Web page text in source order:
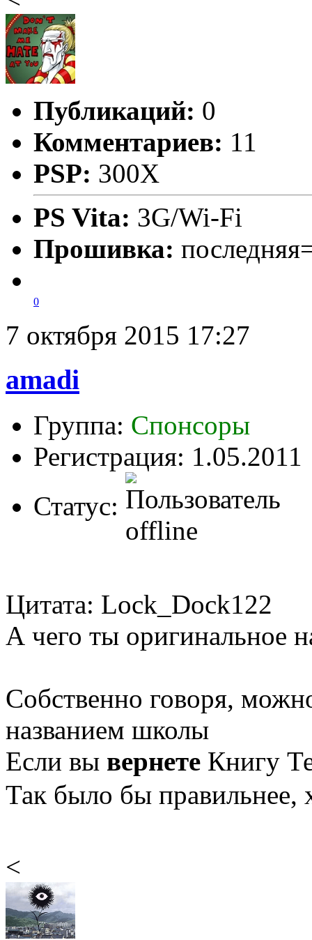
Публикаций: 0
Комментариев: 11
PSP: 300X
PS Vita: 3G/Wi-Fi
Прошивка:
0
7 октября 2015 17:27
amadi
Группа: Спонсоры
Регистрация: 1.05.2011
Статус:
Цитата: Lock_Dock122
А чего ты оригинальное
Собственно говоря,
названием школы
Если вы вернете Книгу
Так было бы правильнее,
<